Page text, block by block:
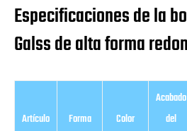
Especificaciones de la
Galss de alta forma
Artículo Forma Color
Acabado
del